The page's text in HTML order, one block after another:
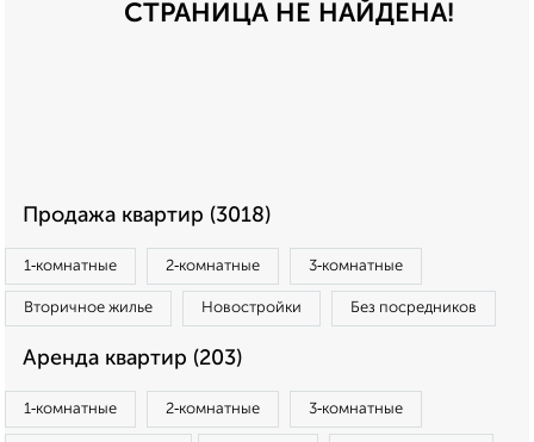
СТРАНИЦА НЕ НАЙДЕНА!
Продажа квартир (3018)
1‑комнатные 2‑комнатные 3‑комнатные
Вторичное жилье Новостройки Без посредников
Аренда квартир (203)
1‑комнатные 2‑комнатные 3‑комнатные